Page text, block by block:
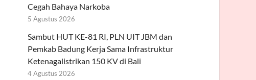
Cegah Bahaya Narkoba
5 Agustus 2026
Sambut HUT KE-81 RI, PLN UIT JBM dan
Pemkab Badung Kerja Sama Infrastruktur
Ketenagalistrikan 150 KV di Bali
4 Agustus 2026